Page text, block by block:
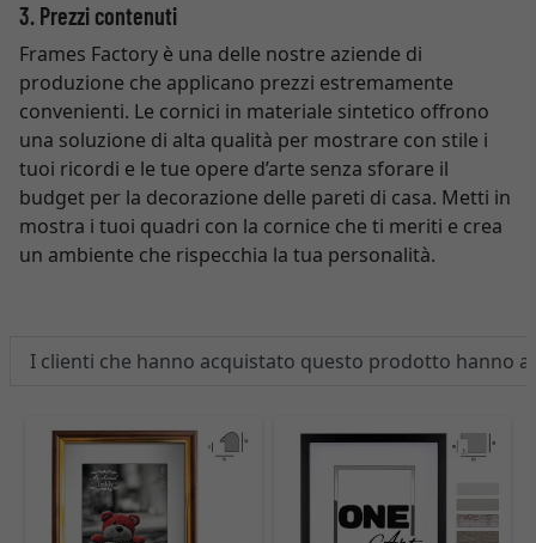
3. Prezzi contenuti
Frames Factory è una delle nostre aziende di
produzione che applicano prezzi estremamente
convenienti. Le cornici in materiale sintetico offrono
una soluzione di alta qualità per mostrare con stile i
tuoi ricordi e le tue opere d’arte senza sforare il
budget per la decorazione delle pareti di casa. Metti in
mostra i tuoi quadri con la cornice che ti meriti e crea
un ambiente che rispecchia la tua personalità.
I clienti che hanno acquistato questo prodotto hanno